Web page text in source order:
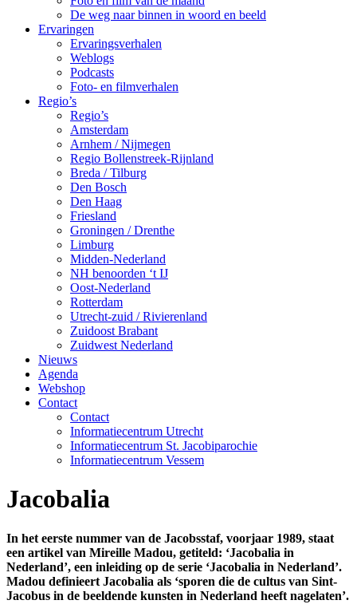
De weg naar binnen in woord en beeld
Ervaringen
Ervaringsverhalen
Weblogs
Podcasts
Foto- en filmverhalen
Regio’s
Regio’s
Amsterdam
Arnhem / Nijmegen
Regio Bollenstreek-Rijnland
Breda / Tilburg
Den Bosch
Den Haag
Friesland
Groningen / Drenthe
Limburg
Midden-Nederland
NH benoorden ‘t IJ
Oost-Nederland
Rotterdam
Utrecht-zuid / Rivierenland
Zuidoost Brabant
Zuidwest Nederland
Nieuws
Agenda
Webshop
Contact
Contact
Informatiecentrum Utrecht
Informatiecentrum St. Jacobiparochie
Informatiecentrum Vessem
Jacobalia
In het eerste nummer van de Jacobsstaf, voorjaar 1989, staat
een artikel van Mireille Madou, getiteld: ‘Jacobalia in
Nederland’, een inleiding op de serie ‘Jacobalia in Nederland’.
Madou definieert Jacobalia als ‘sporen die de cultus van Sint-
Jacobus in de beeldende kunsten in Nederland heeft nagelaten’.